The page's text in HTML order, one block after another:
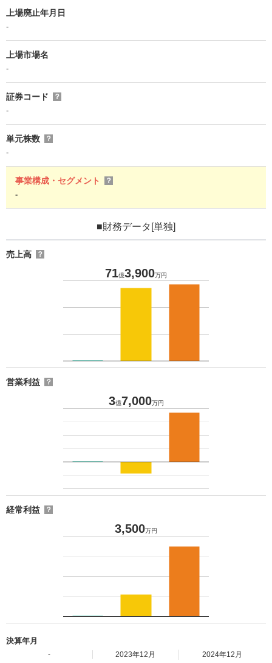
上場廃止年月日
-
上場市場名
-
証券コード ？
-
単元株数 ？
-
事業構成・セグメント ？
-
■財務データ[単独]
売上高 ？
71億3,900万円
営業利益 ？
3億7,000万円
経常利益 ？
3,500万円
決算年月
- 2023年12月 2024年12月